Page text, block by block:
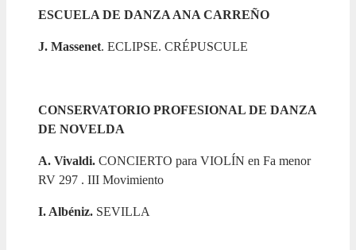
ESCUELA DE DANZA ANA CARREÑO
J. Massenet. ECLIPSE. CRÉPUSCULE
CONSERVATORIO PROFESIONAL DE DANZA
DE NOVELDA
A. Vivaldi. CONCIERTO para VIOLÍN en Fa menor
RV 297 . III Movimiento
I. Albéniz. SEVILLA